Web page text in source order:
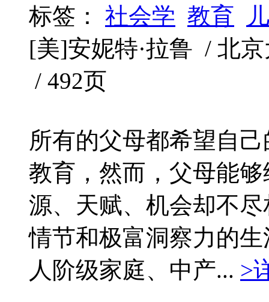
标签： 社会学 教育
[美]安妮特·拉鲁 / 北
/ 492页
所有的父母都希望自
教育，然而，父母能
源、天赋、机会却不
情节和极富洞察力的
人阶级家庭、中产... >